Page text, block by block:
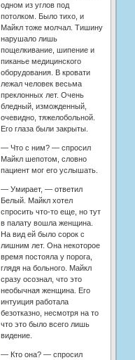
одном из углов под
потолком. Было тихо, и
Майкл тоже молчал. Тишину
нарушало лишь
пощелкивание, шипение и
пиканье медицинского
оборудования. В кровати
лежал человек весьма
преклонных лет. Очень
бледный, изможденный,
очевидно, тяжелобольной.
Его глаза были закрыты.
— Что с ним? — спросил
Майкл шепотом, словно
пациент мог его услышать.
— Умирает, — ответил
Белый. Майкл хотел
спросить что-то еще, но тут
в палату вошла женщина.
На вид ей было сорок с
лишним лет. Она некоторое
время постояла у порога,
глядя на больного. Майкл
сразу осознал, что это
необычная женщина. Его
интуиция работала
безотказно, несмотря на то
что это было всего лишь
видение.
— Кто она? — спросил